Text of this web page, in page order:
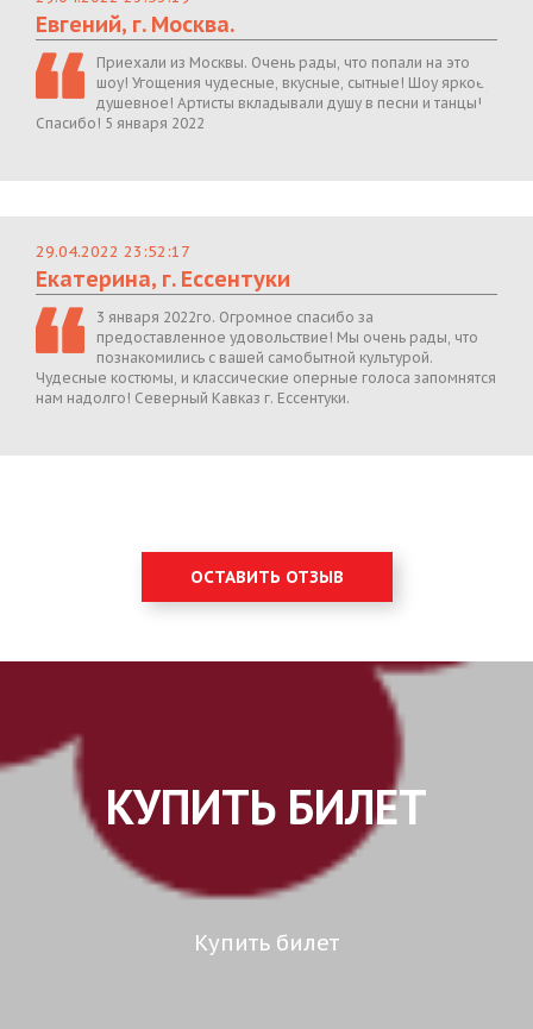
Евгений, г. Москва.
Приехали из Москвы. Очень рады, что попали на это
шоу! Угощения чудесные, вкусные, сытные! Шоу яркое,
душевное! Артисты вкладывали душу в песни и танцы!
Спасибо! 5 января 2022
29.04.2022 23:52:17
Екатерина, г. Ессентуки
3 января 2022го. Огромное спасибо за
предоставленное удовольствие! Мы очень рады, что
познакомились с вашей самобытной культурой.
Чудесные костюмы, и классические оперные голоса запомнятся
нам надолго! Северный Кавказ г. Ессентуки.
ОСТАВИТЬ ОТЗЫВ
КУПИТЬ БИЛЕТ
Купить билет